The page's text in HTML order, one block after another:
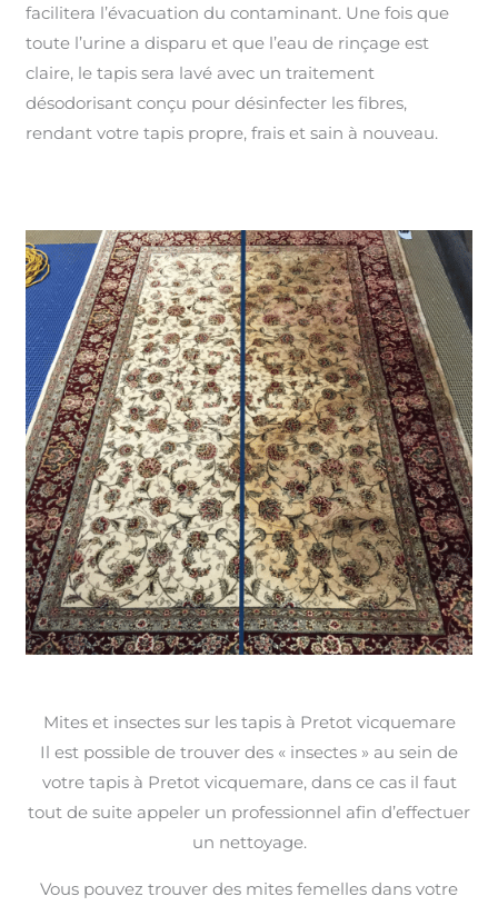
facilitera l’évacuation du contaminant. Une fois que
toute l’urine a disparu et que l’eau de rinçage est
claire, le tapis sera lavé avec un traitement
désodorisant conçu pour désinfecter les fibres,
rendant votre tapis propre, frais et sain à nouveau.
Mites et insectes sur les tapis à Pretot vicquemare
Il est possible de trouver des « insectes » au sein de
votre tapis à Pretot vicquemare, dans ce cas il faut
tout de suite appeler un professionnel afin d’effectuer
un nettoyage.
Vous pouvez trouver des mites femelles dans votre